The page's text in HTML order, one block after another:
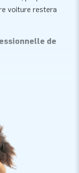
voiture restera
de
facilement et
voitures et motos.
housse de
? C'est très
gonflable et
pour une tente
même la housse de